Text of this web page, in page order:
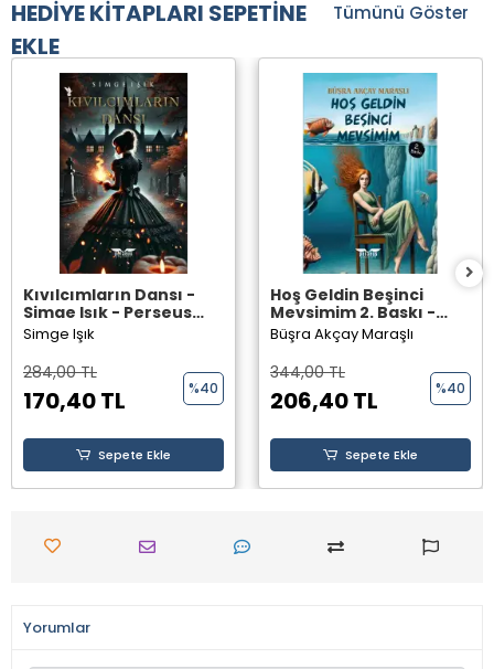
HEDİYE KİTAPLARI SEPETİNE
EKLE
Tümünü Göster
Kıvılcımların Dansı -
Simge Işık - Perseus
Yayınevi -
Simge Işık
284,00 TL
170,40 TL %40
Sepete Ekle
Hoş Geldin Beşinci
Mevsimim 2. Baskı -
Büşra Akçay Maraşlı -
Perseus Yayınevi -
Büşra Akçay Maraşlı
344,00 TL
206,40 TL %40
Sepete Ekle
Yorumlar